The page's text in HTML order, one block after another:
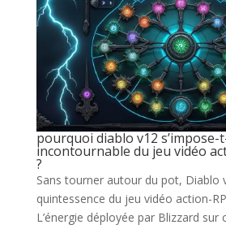
pourquoi diablo v12 s’impose-
incontournable du jeu vidéo
?
Sans tourner autour du pot, Diablo
quintessence du jeu vidéo action-
L’énergie déployée par Blizzard sur